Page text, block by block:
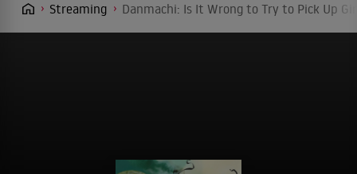
Streaming Danmachi: Is It Wrong to Try to Pick Up